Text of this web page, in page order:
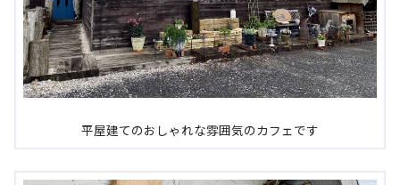
平屋建てのおしゃれな雰囲気のカフェです